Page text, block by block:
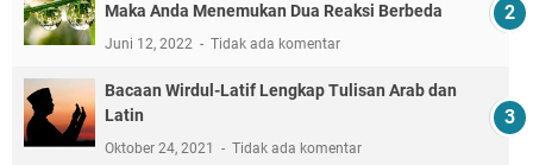
Maka Anda Menemukan Dua Reaksi Berbeda
Juni 12, 2022 Tidak ada komentar
Bacaan Wirdul-Latif Lengkap Tulisan Arab dan
Latin
Oktober 24, 2021 Tidak ada komentar